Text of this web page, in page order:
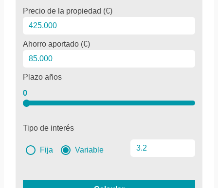
Precio de la propiedad (€)
Ahorro aportado (€)
Plazo años
0
Tipo de interés
Fija Variable